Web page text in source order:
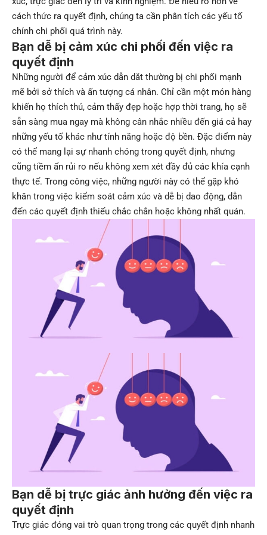
cách thức ra quyết định, chúng ta cần phân tích các yếu tố
chính chi phối quá trình này.
Bạn dễ bị cảm xúc chi phối đến việc ra
quyết định
Những người để cảm xúc dẫn dắt thường bị chi phối mạnh
mẽ bởi sở thích và ấn tượng cá nhân. Chỉ cần một món hàng
khiến họ thích thú, cảm thấy đẹp hoặc hợp thời trang, họ sẽ
sẵn sàng mua ngay mà không cân nhắc nhiều đến giá cả hay
những yếu tố khác như tính năng hoặc độ bền. Đặc điểm này
có thể mang lại sự nhanh chóng trong quyết định, nhưng
cũng tiềm ẩn rủi ro nếu không xem xét đầy đủ các khía cạnh
thực tế. Trong công việc, những người này có thể gặp khó
khăn trong việc kiểm soát cảm xúc và dễ bị dao động, dẫn
đến các quyết định thiếu chắc chắn hoặc không nhất quán.
Bạn dễ bị trực giác ảnh hưởng đến việc ra
quyết định
Trực giác đóng vai trò quan trọng trong các quyết định nhanh